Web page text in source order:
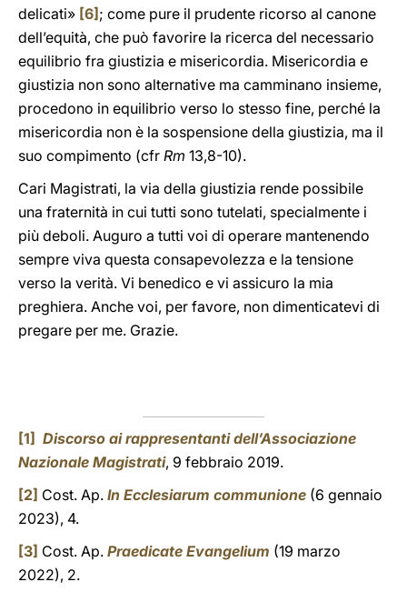
delicati» [6] ; come pure il prudente ricorso al canone
dell’equità, che può favorire la ricerca del necessario
equilibrio fra giustizia e misericordia. Misericordia e
giustizia non sono alternative ma camminano insieme,
procedono in equilibrio verso lo stesso fine, perché la
misericordia non è la sospensione della giustizia, ma il
suo compimento (cfr Rm 13,8-10).
Cari Magistrati, la via della giustizia rende possibile
una fraternità in cui tutti sono tutelati, specialmente i
più deboli. Auguro a tutti voi di operare mantenendo
sempre viva questa consapevolezza e la tensione
verso la verità. Vi benedico e vi assicuro la mia
preghiera. Anche voi, per favore, non dimenticatevi di
pregare per me. Grazie.
[1] Discorso ai rappresentanti dell’Associazione
Nazionale Magistrati, 9 febbraio 2019.
[2] Cost. Ap. In Ecclesiarum communione (6 gennaio
2023), 4.
[3] Cost. Ap. Praedicate Evangelium (19 marzo
2022), 2.